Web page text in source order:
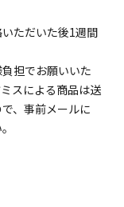
ただいた後1週間
担でお願いいた
スによる商品は送
、事前メールに